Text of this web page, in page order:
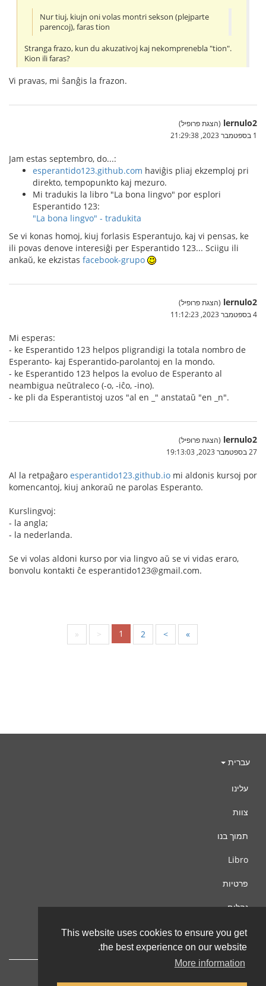
This website uses cookies to ensure you get
the best experience on our website.
More information
Nur tiuj, kiujn oni volas montri sekson (plejparte
parencoj), faras tion
Stranga frazo, kun du akuzativoj kaj nekomprenebla "tion".
Kion ili faras?
Vi pravas, mi ŝanĝis la frazon.
lernulo2 (הצגת פרופיל)
1 בספטמבר 2023, 21:29:38
Jam estas septembro, do...:
esperantido123.github.com haviĝis pliaj ekzemploj pri
direkto, tempopunkto kaj mezuro.
Mi tradukis la libro "La bona lingvo" por esplori
Esperantido 123:
"La bona lingvo" - tradukita
Se vi konas homoj, kiuj forlasis Esperantujo, kaj vi pensas, ke
ili povas denove interesiĝi per Esperantido 123... Sciigu ili
ankaŭ, ke ekzistas facebook-grupo
lernulo2 (הצגת פרופיל)
4 בספטמבר 2023, 11:12:23
Mi esperas:
- ke Esperantido 123 helpos pligrandigi la totala nombro de
Esperanto- kaj Esperantido-parolantoj en la mondo.
- ke Esperantido 123 helpos la evoluo de Esperanto al
neambigua neŭtraleco (-o, -iĉo, -ino).
- ke pli da Esperantistoj uzos "al en _" anstataŭ "en _n".
lernulo2 (הצגת פרופיל)
27 בספטמבר 2023, 19:13:03
Al la retpaĝaro esperantido123.github.io mi aldonis kursoj por
komencantoj, kiuj ankoraŭ ne parolas Esperanto.
Kurslingvoj:
- la angla;
- la nederlanda.
Se vi volas aldoni kurso por via lingvo aŭ se vi vidas eraro,
bonvolu kontakti ĉe esperantido123@gmail.com.
« < 1 2 > »
עברית
עלינו
צוות
תמוך בנו
Libro
פרטיות
נהלים
צור קשר